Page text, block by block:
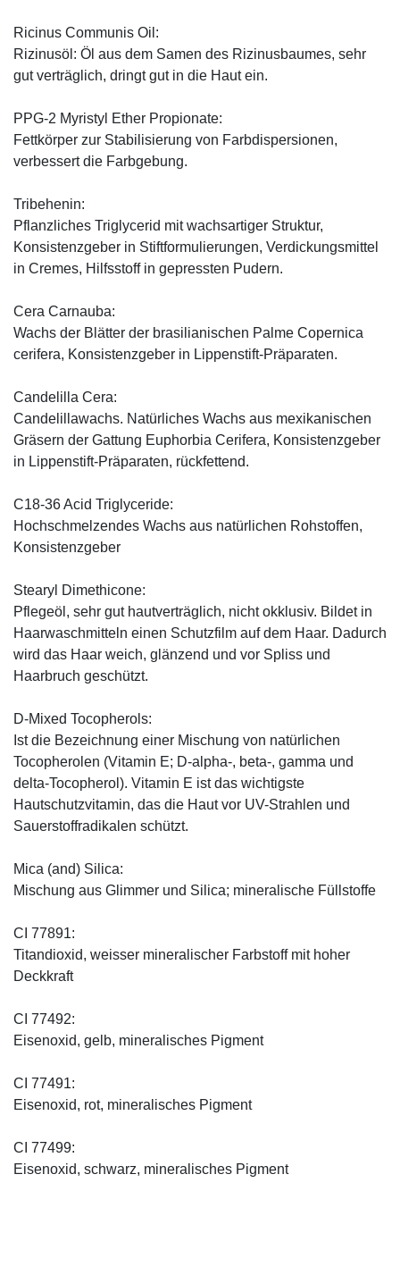
Ricinus Communis Oil:
Rizinusöl: Öl aus dem Samen des Rizinusbaumes, sehr
gut verträglich, dringt gut in die Haut ein.
PPG-2 Myristyl Ether Propionate:
Fettkörper zur Stabilisierung von Farbdispersionen,
verbessert die Farbgebung.
Tribehenin:
Pflanzliches Triglycerid mit wachsartiger Struktur,
Konsistenzgeber in Stiftformulierungen, Verdickungsmittel
in Cremes, Hilfsstoff in gepressten Pudern.
Cera Carnauba:
Wachs der Blätter der brasilianischen Palme Copernica
cerifera, Konsistenzgeber in Lippenstift-Präparaten.
Candelilla Cera:
Candelillawachs. Natürliches Wachs aus mexikanischen
Gräsern der Gattung Euphorbia Cerifera, Konsistenzgeber
in Lippenstift-Präparaten, rückfettend.
C18-36 Acid Triglyceride:
Hochschmelzendes Wachs aus natürlichen Rohstoffen,
Konsistenzgeber
Stearyl Dimethicone:
Pflegeöl, sehr gut hautverträglich, nicht okklusiv. Bildet in
Haarwaschmitteln einen Schutzfilm auf dem Haar. Dadurch
wird das Haar weich, glänzend und vor Spliss und
Haarbruch geschützt.
D-Mixed Tocopherols:
Ist die Bezeichnung einer Mischung von natürlichen
Tocopherolen (Vitamin E; D-alpha-, beta-, gamma und
delta-Tocopherol). Vitamin E ist das wichtigste
Hautschutzvitamin, das die Haut vor UV-Strahlen und
Sauerstoffradikalen schützt.
Mica (and) Silica:
Mischung aus Glimmer und Silica; mineralische Füllstoffe
CI 77891:
Titandioxid, weisser mineralischer Farbstoff mit hoher
Deckkraft
CI 77492:
Eisenoxid, gelb, mineralisches Pigment
CI 77491:
Eisenoxid, rot, mineralisches Pigment
CI 77499:
Eisenoxid, schwarz, mineralisches Pigment